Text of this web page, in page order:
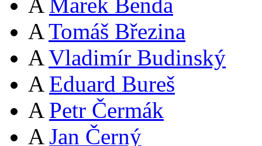
A Marek Benda
A Tomáš Březina
A Vladimír Budinský
A Eduard Bureš
A Petr Čermák
A Jan Černý